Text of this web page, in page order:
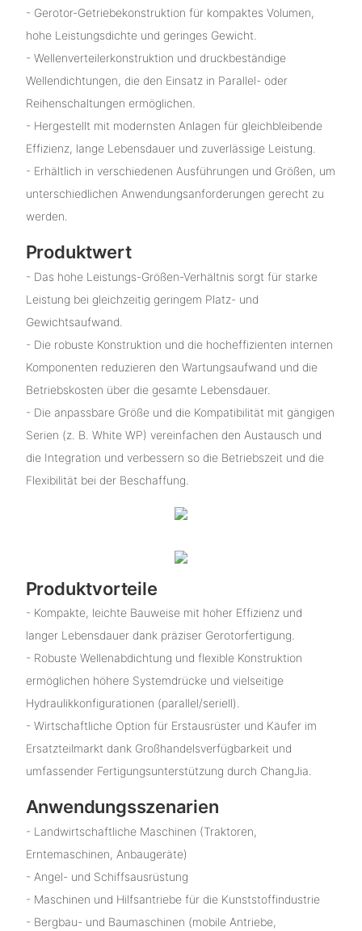
- Gerotor-Getriebekonstruktion für kompaktes Volumen,
hohe Leistungsdichte und geringes Gewicht.
- Wellenverteilerkonstruktion und druckbeständige
Wellendichtungen, die den Einsatz in Parallel- oder
Reihenschaltungen ermöglichen.
- Hergestellt mit modernsten Anlagen für gleichbleibende
Effizienz, lange Lebensdauer und zuverlässige Leistung.
- Erhältlich in verschiedenen Ausführungen und Größen, um
unterschiedlichen Anwendungsanforderungen gerecht zu
werden.
Produktwert
- Das hohe Leistungs-Größen-Verhältnis sorgt für starke
Leistung bei gleichzeitig geringem Platz- und
Gewichtsaufwand.
- Die robuste Konstruktion und die hocheffizienten internen
Komponenten reduzieren den Wartungsaufwand und die
Betriebskosten über die gesamte Lebensdauer.
- Die anpassbare Größe und die Kompatibilität mit gängigen
Serien (z. B. White WP) vereinfachen den Austausch und
die Integration und verbessern so die Betriebszeit und die
Flexibilität bei der Beschaffung.
Produktvorteile
- Kompakte, leichte Bauweise mit hoher Effizienz und
langer Lebensdauer dank präziser Gerotorfertigung.
- Robuste Wellenabdichtung und flexible Konstruktion
ermöglichen höhere Systemdrücke und vielseitige
Hydraulikkonfigurationen (parallel/seriell).
- Wirtschaftliche Option für Erstausrüster und Käufer im
Ersatzteilmarkt dank Großhandelsverfügbarkeit und
umfassender Fertigungsunterstützung durch ChangJia.
Anwendungsszenarien
- Landwirtschaftliche Maschinen (Traktoren,
Erntemaschinen, Anbaugeräte)
- Angel- und Schiffsausrüstung
- Maschinen und Hilfsantriebe für die Kunststoffindustrie
- Bergbau- und Baumaschinen (mobile Antriebe,